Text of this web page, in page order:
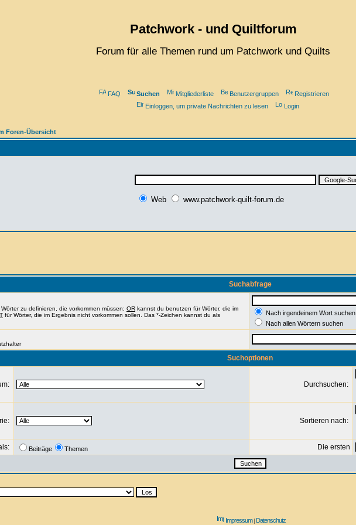
Patchwork - und Quiltforum
Forum für alle Themen rund um Patchwork und Quilts
FAQ Suchen Mitgliederliste Benutzergruppen
Registrieren
Einloggen, um private Nachrichten zu lesen
Login
Foren-Übersicht
Web www.patchwork-quilt-forum.de
Suchabfrage
zu definieren, die vorkommen müssen; OR kannst du benutzen für Wörter, die im
für Wörter, die im Ergebnis nicht vorkommen sollen. Das *-Zeichen kannst du als
Nach irgendeinem Wort suchen
Nach allen Wörtern suchen
Suchoptionen
Durchsuchen:
Sortieren nach:
Beiträge Themen Die ersten
Impressum| Datenschutz